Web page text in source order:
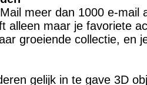
meer dan 1000 e-mail
alleen maar je favoriete
groeiende collectie, en
gelijk in te gave 3D